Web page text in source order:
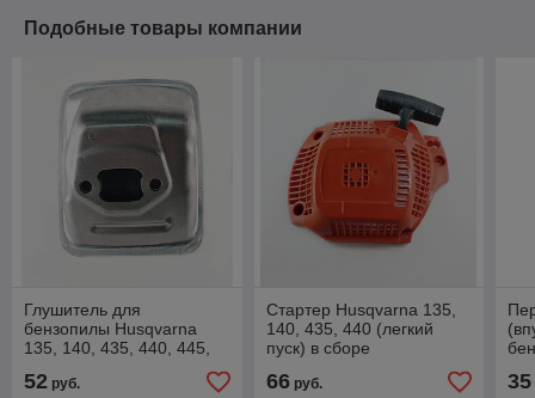
Подобные товары компании
Глушитель для
бензопилы Husqvarna
135, 140, 435, 440, 445,
450, Jonsered 2240, 2245,
2250
52 руб.
Стартер Husqvarna 135,
140, 435, 440 (легкий
пуск) в сборе
66руб. 35